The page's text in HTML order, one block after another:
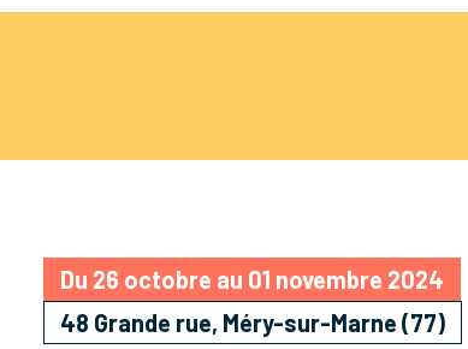
Du 26 octobre au 01 novembre 2024
48 Grande rue, Méry-sur-Marne (77)